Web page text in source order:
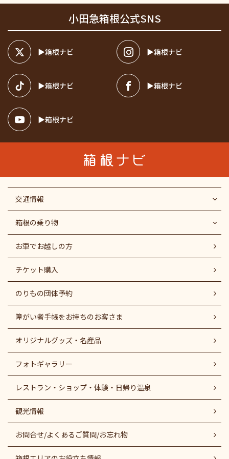
小田急箱根公式SNS
箱根ナビ 箱根ナビ
箱根ナビ 箱根ナビ
箱根ナビ
交通情報
箱根の乗り物
お車でお越しの方
チケット購入
のりもの団体予約
障がい者⼿帳をお持ちのお客さま
オリジナルグッズ・名産品
フォトギャラリー
レストラン・ショップ・体験・日帰り温泉
観光情報
お問合せ/よくあるご質問/お忘れ物